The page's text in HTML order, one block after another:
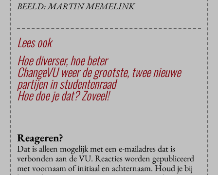
BEELD: MARTIN MEMELINK
Lees ook
Hoe diverser, hoe beter
ChangeVU weer de grootste, twee nieuwe
partijen in studentenraad
Hoe doe je dat? Zoveel!
Reageren?
Dat is alleen mogelijk met een e-mailadres dat is
verbonden aan de VU. Reacties worden gepubliceerd
met voornaam of initiaal en achternaam. Houd je bij